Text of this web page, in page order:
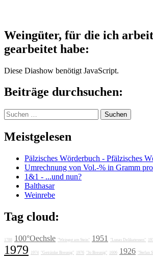
Weingüter, für die ich
gearbeitet habe:
Diese Diashow benötigt JavaScript.
Beiträge durchsuchen:
Suchen
nach:
Meistgelesen
Pälzisches Wörderbuch - Pfälzisches
Umrechnung von Vol.-% in Gramm
1&1 - ...und nun?
Balthasar
Weinrebe
Tag cloud:
1788 100°Oechsle "Weingut am Stein" 1951 "Lunas Delikatessen"
1979 1974 "Getränke Breunig" 1976 "Jo Breunig" 1606 1926 "Stefan